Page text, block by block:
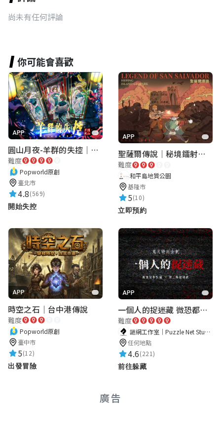
尚未有任何評論
你可能會喜歡
APP
圓山月夜-羊群的失控｜圓山飯店 ARG實境解謎遊戲
難度
Popworld原創
臺北市
4.8(569)
開始失控
APP
聖薩爾傳說｜秘境鐳射激戰
難度
和平島地質公園
基隆市
5(10)
立即預約
APP
時空之石｜台中港傳說
難度
Popworld原創
臺中市
5(12)
出發冒險
APP
一個人的捉迷藏 微恐都市傳說
難度
謎網工作室｜Puzzle Net Studio
任何地點
4.6(221)
前往躲藏
廣告